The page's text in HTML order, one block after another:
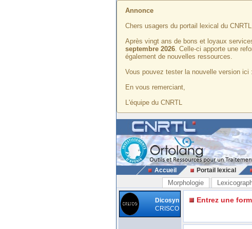
Annonce
Chers usagers du portail lexical du
Après vingt ans de bons et loyaux
septembre 2026. Celle-ci apporte une
également de nouvelles ressources.
Vous pouvez tester la nouvelle version ici :
En vous remerciant,
L'équipe du CNRTL
Accueil Portail lexical
Morphologie
Dicosyn
CRISCO
Entrez une